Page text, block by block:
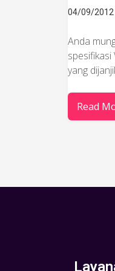
04/09/2012
Anda
spesifikasi
yang
Read